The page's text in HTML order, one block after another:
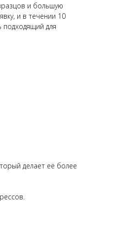
и большую
и в течении 10
для
делает её более